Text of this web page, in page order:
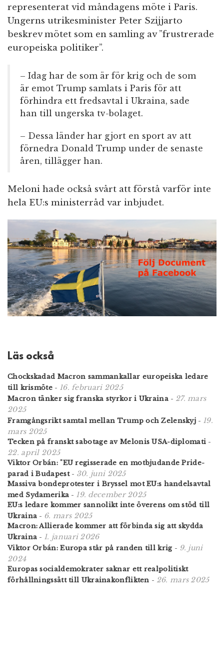
representerat vid måndagens möte i Paris.
Ungerns utrikesminister Peter Szijjarto
beskrev mötet som en samling av ”frustrerade
europeiska politiker”.
– Idag har de som är för krig och de som
är emot Trump samlats i Paris för att
förhindra ett fredsavtal i Ukraina, sade
han till ungerska tv-bolaget.
– Dessa länder har gjort en sport av att
förnedra Donald Trump under de senaste
åren, tillägger han.
Meloni hade också svårt att förstå varför inte
hela EU:s ministerråd var inbjudet.
Läs också
Chockskadad Macron sammankallar europeiska ledare
till krismöte- 16. februari 2025
Macron tänker sig franska styrkor i Ukraina- 27. mars
2025
Framgångsrikt samtal mellan Trump och Zelenskyj - 19.
mars 2025
Tecken på franskt sabotage av Melonis USA-diplomati -
22. april 2025
Viktor Orbán: "EU regisserade en motbjudande Pride-
parad i Budapest- 30. juni 2025
Massiva bondeprotester i Bryssel mot EU:s handelsavtal
med Sydamerika - 19. december 2025
EU:s ledare kommer sannolikt inte överens om stöd till
Ukraina - 6. mars 2025
Macron: Allierade kommer att förbinda sig att skydda
Ukraina - 1. januari 2026
Viktor Orbán: Europa står på randen till krig- 9. juni
2024
Europas socialdemokrater saknar ett realpolitiskt
förhållningssätt till Ukrainakonflikten - 26. mars 2025